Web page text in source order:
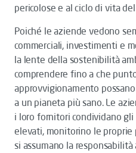
pericolose e al ciclo di vita
Poiché le aziende vedono
commerciali, investimenti e
la lente della sostenibilità
comprendere fino a che
approvvigionamento
a un pianeta più sano. Le
i loro fornitori condividano
elevati, monitorino le
si assumano la